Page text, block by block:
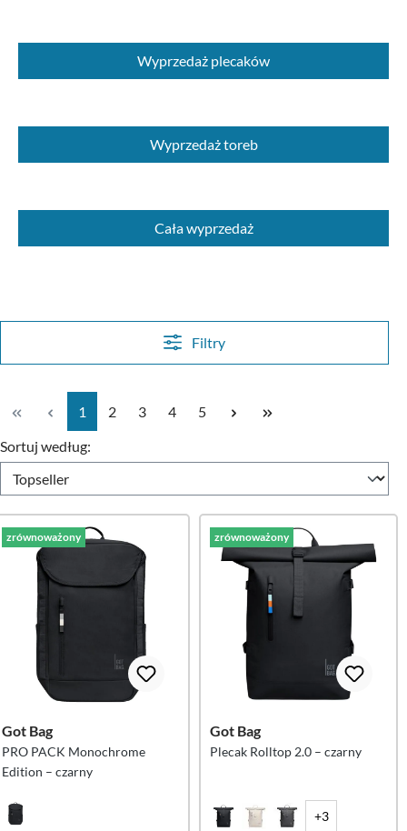
Wyprzedaż plecaków
Wyprzedaż toreb
Cała wyprzedaż
Filtry
Strona
1 Strona
2 Strona
3 Strona
4 Strona
5
Sortuj według:
zrównoważony
Got Bag
PRO PACK Monochrome
Edition – czarny
zrównoważony
Got Bag
Plecak Rolltop 2.0 – czarny
+3